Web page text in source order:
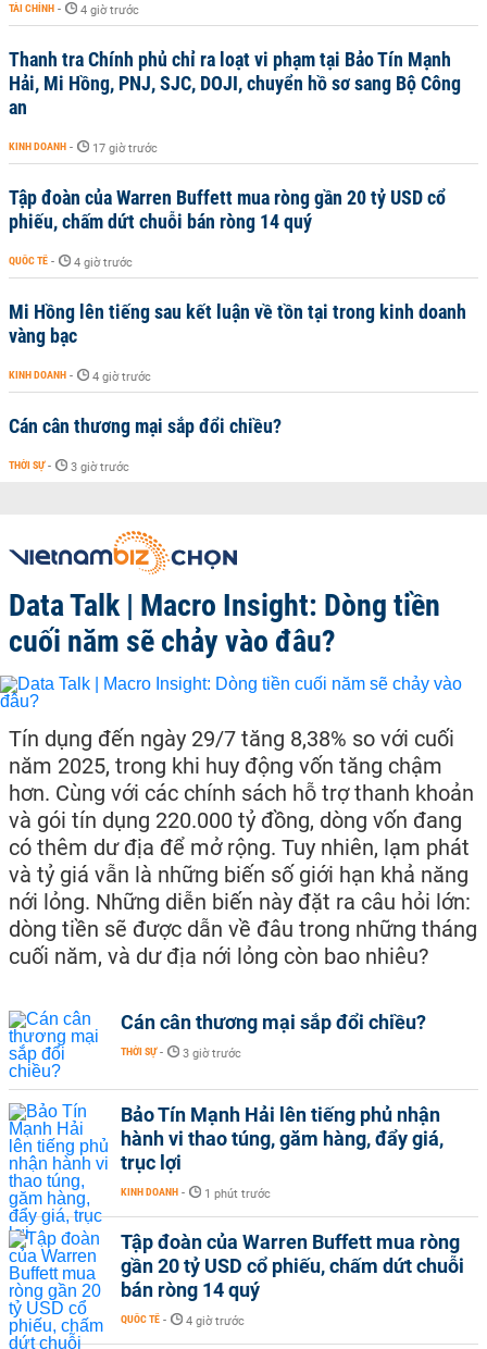
TÀI CHÍNH - 4 giờ trước
Thanh tra Chính phủ chỉ ra loạt vi phạm tại Bảo Tín Mạnh
Hải, Mi Hồng, PNJ, SJC, DOJI, chuyển hồ sơ sang Bộ Công
an
KINH DOANH - 17 giờ trước
Tập đoàn của Warren Buffett mua ròng gần 20 tỷ USD cổ
phiếu, chấm dứt chuỗi bán ròng 14 quý
QUỐC TẾ - 4 giờ trước
Mi Hồng lên tiếng sau kết luận về tồn tại trong kinh doanh
vàng bạc
KINH DOANH - 4 giờ trước
Cán cân thương mại sắp đổi chiều?
THỜI SỰ - 3 giờ trước
Data Talk | Macro Insight: Dòng tiền
cuối năm sẽ chảy vào đâu?
Tín dụng đến ngày 29/7 tăng 8,38% so với cuối
năm 2025, trong khi huy động vốn tăng chậm
hơn. Cùng với các chính sách hỗ trợ thanh khoản
và gói tín dụng 220.000 tỷ đồng, dòng vốn đang
có thêm dư địa để mở rộng. Tuy nhiên, lạm phát
và tỷ giá vẫn là những biến số giới hạn khả năng
nới lỏng. Những diễn biến này đặt ra câu hỏi lớn:
dòng tiền sẽ được dẫn về đâu trong những tháng
cuối năm, và dư địa nới lỏng còn bao nhiêu?
Cán cân thương mại sắp đổi chiều?
THỜI SỰ - 3 giờ trước
Bảo Tín Mạnh Hải lên tiếng phủ nhận
hành vi thao túng, găm hàng, đẩy giá,
trục lợi
KINH DOANH - 1 phút trước
Tập đoàn của Warren Buffett mua ròng
gần 20 tỷ USD cổ phiếu, chấm dứt chuỗi
bán ròng 14 quý
QUỐC TẾ - 4 giờ trước